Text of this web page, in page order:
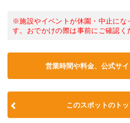
※施設やイベントが休園・中止にな
す。おでかけの際は事前にご確認く
営業時間や料金、公式サ
このスポットのト